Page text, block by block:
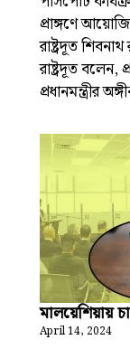
প্রাঙ্গণে
রাষ্ট্রদূত
রাষ্ট্রদূত
প্রধানমন্ত্রীর
মালয়েশিয়ায়
April 14, 2024